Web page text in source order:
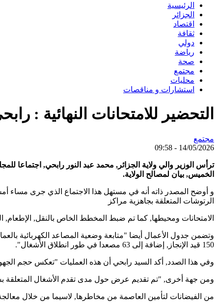
الرئيسية
الجزائر
اقتصاد
ثقافة
دولي
رياضة
صحة
مجتمع
محليات
استشارات و مناقصات
التحضير للامتحانات النهائية :
مجتمع
14/05/2026 - 09:58
ترأس الوزير والي ولاية الجزائر, محمد عبد النور رابحي, اجتماعا
الخميس, بيان لمصالح الولاية.
و أوضح المصدر ذاته أنه في مستهل هذا الاجتماع الذي جرى مساء
الرتوشات المتعلقة بجاهزية مراكز
الامتحانات ومحيطها, كما تم ضبط المخطط الخاص بالنقل, الإطعام,
150 قيد الإنجاز, إضافة إلى 63 مصعدا في طور انطلاق الأشغال".
وفي هذا الصدد, أكد السيد رابحي أن هذه العمليات "تعكس حجم
ومن جهة أخرى, "تم تقديم عرض حول مدى تقدم الأشغال المتعلقة
من الفيضانات لتأمين العاصمة من مخاطرها, لاسيما من خلال